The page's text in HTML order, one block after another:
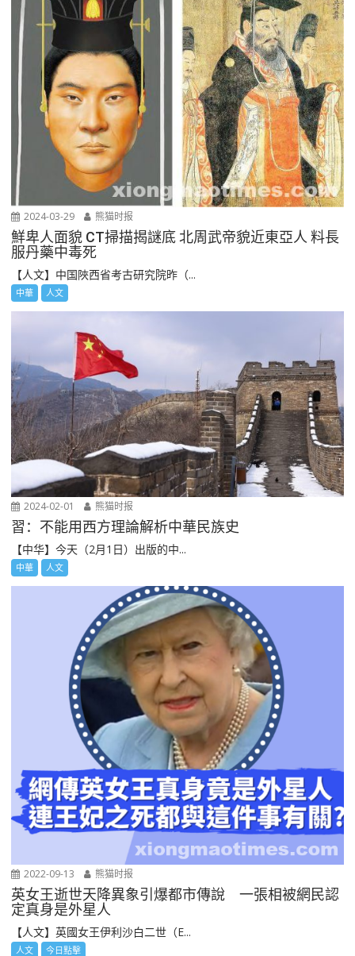
2024-03-29 熊猫时报
鮮卑人面貌 CT掃描揭謎底 北周武帝貌近東亞人 料長
服丹藥中毒死
【人文】中国陜西省考古研究院昨（...
中華 人文
2024-02-01 熊猫时报
習：不能用西方理論解析中華民族史
【中华】今天（2月1日）出版的中...
中華 人文
2022-09-13 熊猫时报
英女王逝世天降異象引爆都市傳說 一張相被網民認
定真身是外星人
【人文】英國女王伊利沙白二世（E...
人文 今日點擊